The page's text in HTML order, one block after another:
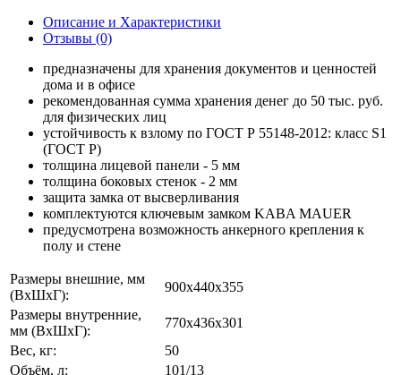
Описание и Характеристики
Отзывы (0)
предназначены для хранения документов и ценностей
дома и в офисе
рекомендованная сумма хранения денег до 50 тыс. руб.
для физических лиц
устойчивость к взлому по ГОСТ Р 55148-2012: класс S1
(ГОСТ Р)
толщина лицевой панели - 5 мм
толщина боковых стенок - 2 мм
защита замка от высверливания
комплектуются ключевым замком KABA MAUER
предусмотрена возможность анкерного крепления к
полу и стене
Размеры внешние, мм
(ВхШхГ):
900x440x355
Размеры внутренние,
мм (ВхШхГ):
770x436x301
Вес, кг:
50
Объём, л:
101/13